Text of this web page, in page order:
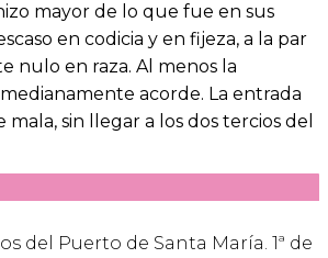
mayor de lo que fue en sus
en codicia y en fijeza, a la par
nulo en raza. Al menos la
acorde. La entrada
sin llegar a los dos tercios del
del Puerto de Santa María. 1ª de